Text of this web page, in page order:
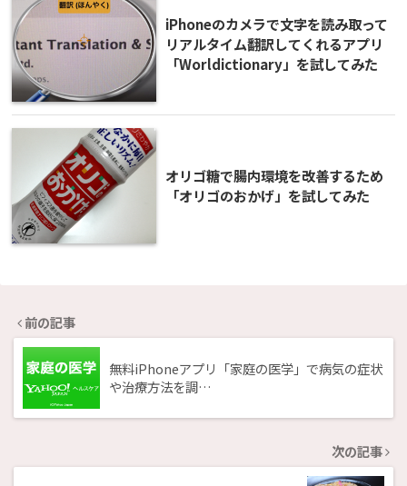
iPhoneのカメラで文字を読み取って
リアルタイム翻訳してくれるアプリ
「Worldictionary」を試してみた
オリゴ糖で腸内環境を改善するため
「オリゴのおかげ」を試してみた
前の記事
無料iPhoneアプリ「家庭の医学」で病気の症状
や治療方法を調…
次の記事